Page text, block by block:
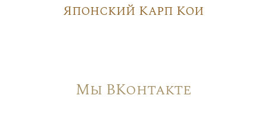
Японский Карп Кои
Мы ВКонтакте